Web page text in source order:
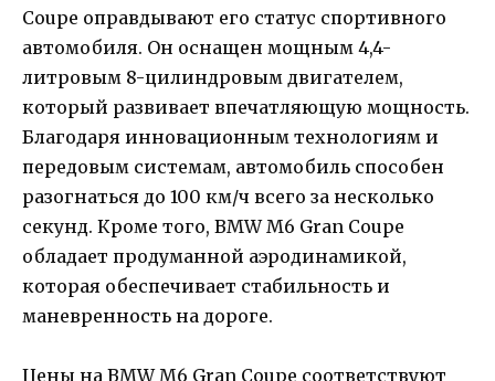
Coupe оправдывают его статус спортивного
автомобиля. Он оснащен мощным 4,4-
литровым 8-цилиндровым двигателем,
который развивает впечатляющую мощность.
Благодаря инновационным технологиям и
передовым системам, автомобиль способен
разогнаться до 100 км/ч всего за несколько
секунд. Кроме того, BMW M6 Gran Coupe
обладает продуманной аэродинамикой,
которая обеспечивает стабильность и
маневренность на дороге.
Цены на BMW M6 Gran Coupe соответствуют